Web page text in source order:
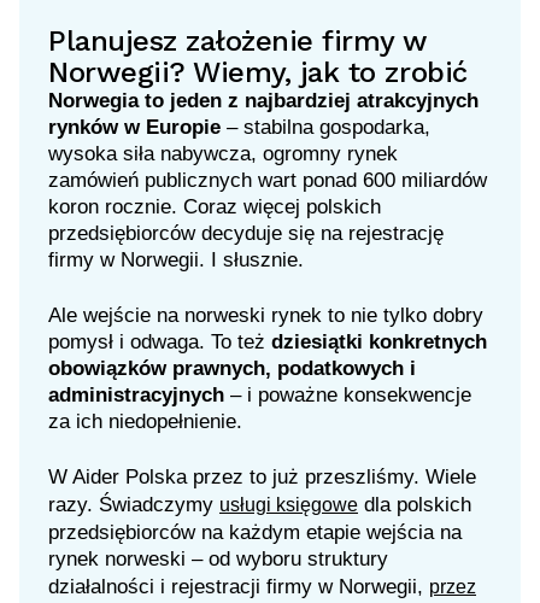
Planujesz założenie firmy w
Norwegii? Wiemy, jak to zrobić
Norwegia to jeden z najbardziej atrakcyjnych
rynków w Europie – stabilna gospodarka,
wysoka siła nabywcza, ogromny rynek
zamówień publicznych wart ponad 600 miliardów
koron rocznie. Coraz więcej polskich
przedsiębiorców decyduje się na rejestrację
firmy w Norwegii. I słusznie.
Ale wejście na norweski rynek to nie tylko dobry
pomysł i odwaga. To też dziesiątki konkretnych
obowiązków prawnych, podatkowych i
administracyjnych – i poważne konsekwencje
za ich niedopełnienie.
W Aider Polskaprzez to już przeszliśmy. Wiele
razy. Świadczymy usługi księgowe dla polskich
przedsiębiorców na każdym etapie wejścia na
rynek norweski – od wyboru struktury
działalności i rejestracji firmy w Norwegii, przez